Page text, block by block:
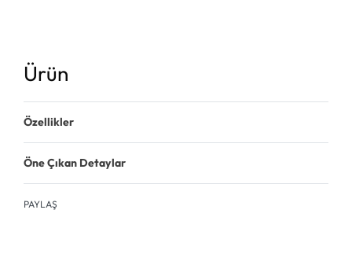
Ürün
Özellikler
Öne Çıkan Detaylar
PAYLAŞ